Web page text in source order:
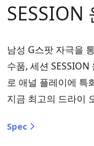
남성 G스팟 자극을
수품, 세션
로 애널 플레이에 특
지금 최고의 드라이
Spec